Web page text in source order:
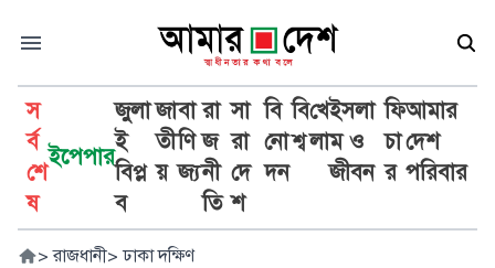
স
র্ব
শে
ষ
ইপেপার
জুলা
ই
বিপ্ল
ব
জা
তী
য়
বা
ণি
জ্য
রা
জ
নী
তি
সা
রা
দে
শ
বি
নো
দন
বি
শ্ব
খে
লা
ইসলা
ম ও
জীবন
ফি
চা
র
আমার
দেশ
পরিবার
> রাজধানী> ঢাকা দক্ষিণ